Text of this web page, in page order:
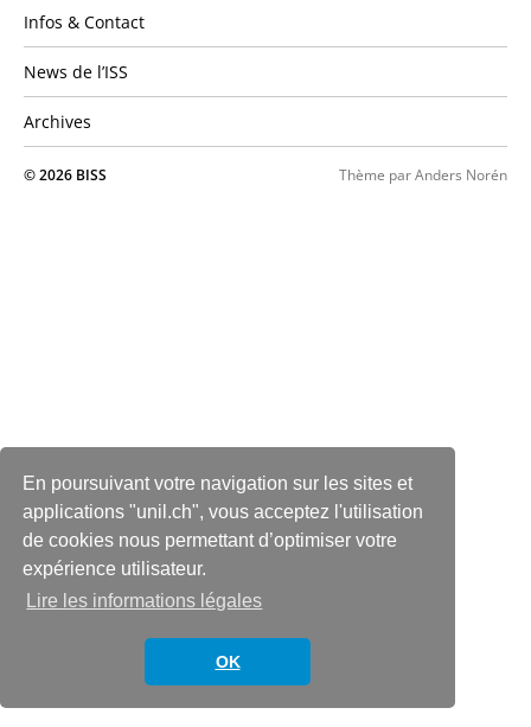
En poursuivant votre navigation sur les sites et
applications "unil.ch", vous acceptez l'utilisation
de cookies nous permettant d’optimiser votre
expérience utilisateur.
Lire les informations légales
OK
Infos & Contact
News de l’ISS
Archives
© 2026 BISS Thème parAnders Norén